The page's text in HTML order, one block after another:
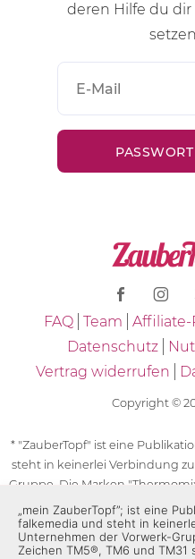
deren Hilfe du dir
FAQ Team
Datenschutz
Vertrag widerrufen
Copyright ©
* "ZauberTopf" ist eine
steht in keinerlei Verbindung
Gruppe. Die Marken
des "Thermomix®" sind
der Vorwerk-Gruppe. Die
TM6 und TM31 sowie die
„mein ZauberTopf”; ist eine
falkemedia und steht in
Unternehmen der Vorwerk-
Zeichen TM5®, TM6 und